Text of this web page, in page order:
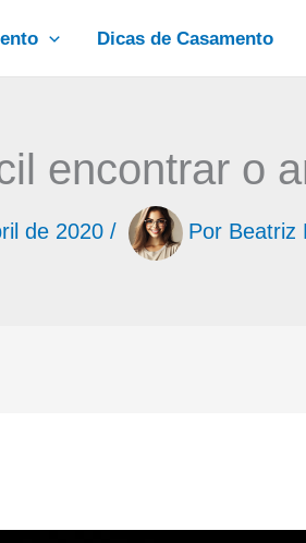
Dicas de Casamento
encontrar o
de 2020 / Por Beatriz